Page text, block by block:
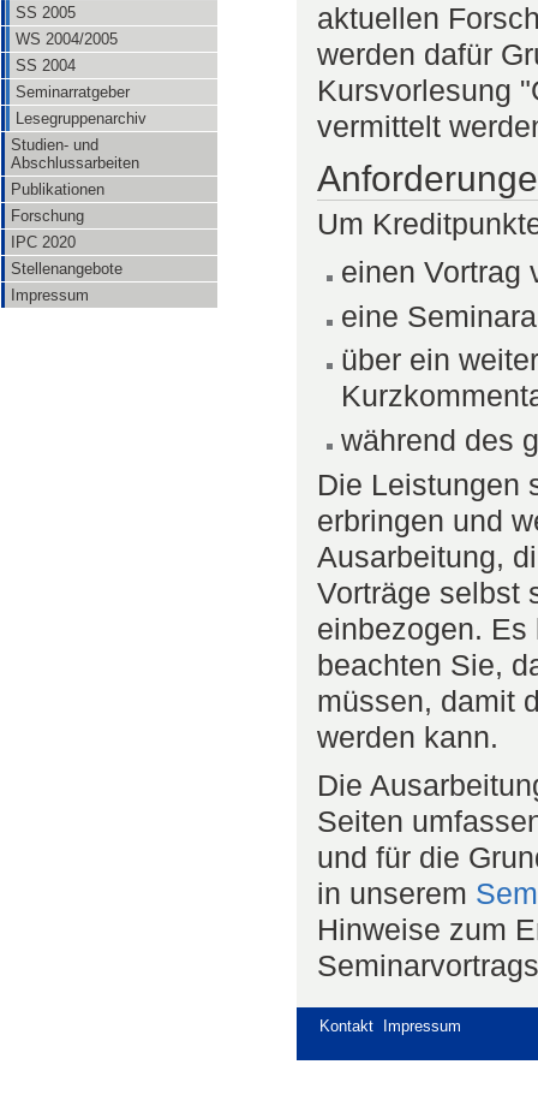
SS 2005
WS 2004/2005
SS 2004
Seminarratgeber
Lesegruppenarchiv
Studien- und
Abschlussarbeiten
Publikationen
Forschung
IPC 2020
Stellenangebote
Impressum
aktuellen
werden dafür
Kursvorlesung
vermittelt
Um
einen Vortrag
eine
über ein
während des
Die Leistungen
erbringen und
Ausarbeitung,
Vorträge selbst
einbezogen. Es
beachten Sie,
müssen, damit
werden kann.
Die
Seiten
und für die
in unserem
Hinweise zum
Kontakt Impressum